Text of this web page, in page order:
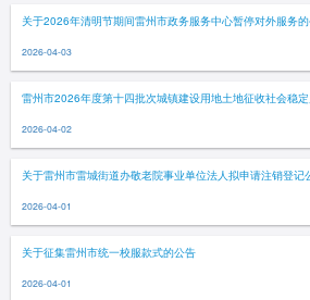
关于2026年清明节期间雷州市政务服务中心暂停对外服务
2026-04-03
雷州市2026年度第十四批次城镇建设用地土地征收社会稳
2026-04-02
关于雷州市雷城街道办敬老院事业单位法人拟申请注销登记
2026-04-01
关于征集雷州市统一校服款式的公告
2026-04-01